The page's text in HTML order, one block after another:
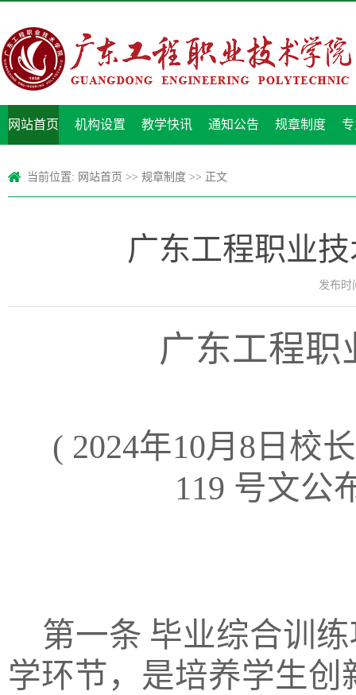
网站首页 机构设置 教学快讯 通知公告 规章制度
当前位置: 网站首页 >> 规章制度 >> 正文
广东工程职业
发布时
广东工程职
( 2024年10月8日校
119 号文公
第一条 毕业综合训
学环节，是培养学生